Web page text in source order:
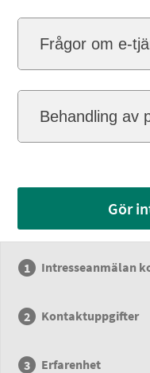
Frågor om e-
Behandling av
Gör
Intresseanmälan
Kontaktuppgifter
Erfarenhet